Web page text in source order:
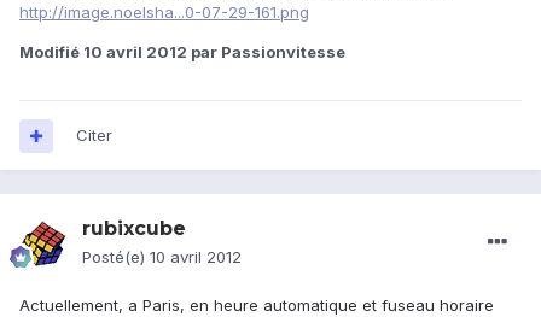
http://image.noelsha...0-07-29-161.png
Modifié 10 avril 2012 par Passionvitesse
Citer
rubixcube
Posté(e) 10 avril 2012
Actuellement, a Paris, en heure automatique et fuseau horaire